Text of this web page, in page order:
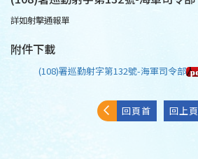
詳如射擊通報單
附件下載
(108)署巡勤射字第132號-海軍司令部
回頁首 回上頁